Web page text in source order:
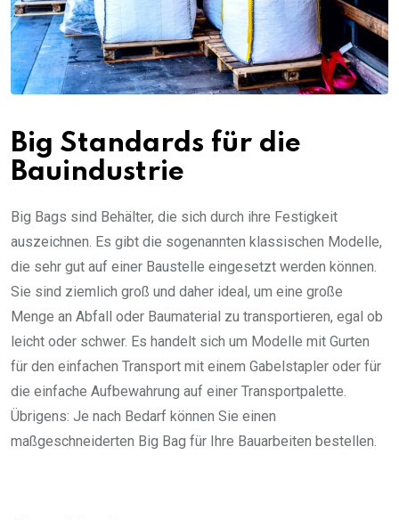
Big Standards für die
Bauindustrie
Big Bags sind Behälter, die sich durch ihre Festigkeit
auszeichnen. Es gibt die sogenannten klassischen Modelle,
die sehr gut auf einer Baustelle eingesetzt werden können.
Sie sind ziemlich groß und daher ideal, um eine große
Menge an Abfall oder Baumaterial zu transportieren, egal ob
leicht oder schwer. Es handelt sich um Modelle mit Gurten
für den einfachen Transport mit einem Gabelstapler oder für
die einfache Aufbewahrung auf einer Transportpalette.
Übrigens: Je nach Bedarf können Sie einen
maßgeschneiderten Big Bag für Ihre Bauarbeiten bestellen.